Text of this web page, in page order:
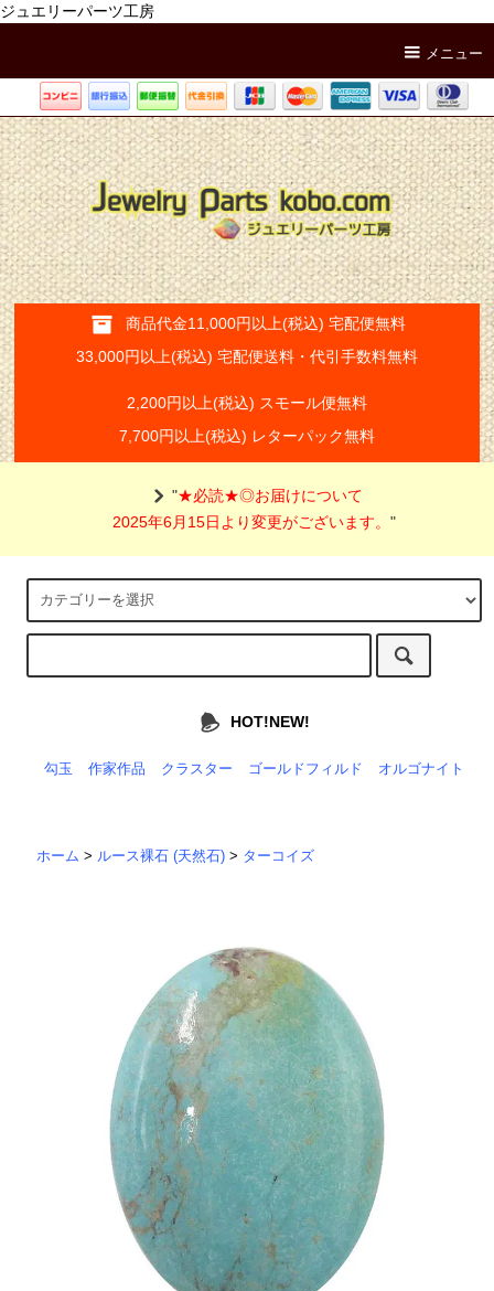
ジュエリーパーツ工房
メニュー
商品代金11,000円以上(税込) 宅配便無料
33,000円以上(税込) 宅配便送料・代引手数料無料
2,200円以上(税込) スモール便無料
7,700円以上(税込) レターパック無料
"★必読★◎お届けについて
2025年6月15日より変更がございます。"
HOT!NEW!
勾玉 作家作品 クラスター ゴールドフィルド オルゴナイト
ホーム > ルース裸石 (天然石) > ターコイズ